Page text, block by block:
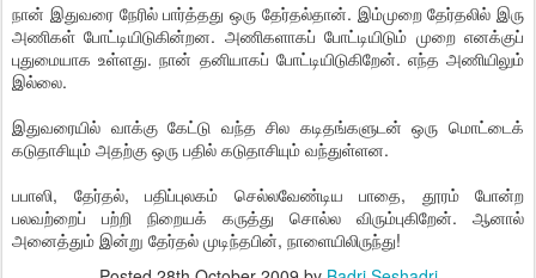
நான் இதுவரை நேரில் பார்த்தது ஒரு தேர்தல்தான். இம்முறை தேர்தலில் இரு
அணிகள் போட்டியிடுகின்றன. அணிகளாகப் போட்டியிடும் முறை எனக்குப்
புதுமையாக உள்ளது. நான் தனியாகப் போட்டியிடுகிறேன். எந்த அணியிலும்
இல்லை.
இதுவரையில் வாக்கு கேட்டு வந்த சில கடிதங்களுடன் ஒரு மொட்டைக்
கடுதாசியும் அதற்கு ஒரு பதில் கடுதாசியும் வந்துள்ளன.
பபாஸி, தேர்தல், பதிப்புலகம் செல்லவேண்டிய பாதை, தூரம் போன்ற
பலவற்றைப் பற்றி நிறையக் கருத்து சொல்ல விரும்புகிறேன். ஆனால்
அனைத்தும் இன்று தேர்தல் முடிந்தபின், நாளையிலிருந்து!